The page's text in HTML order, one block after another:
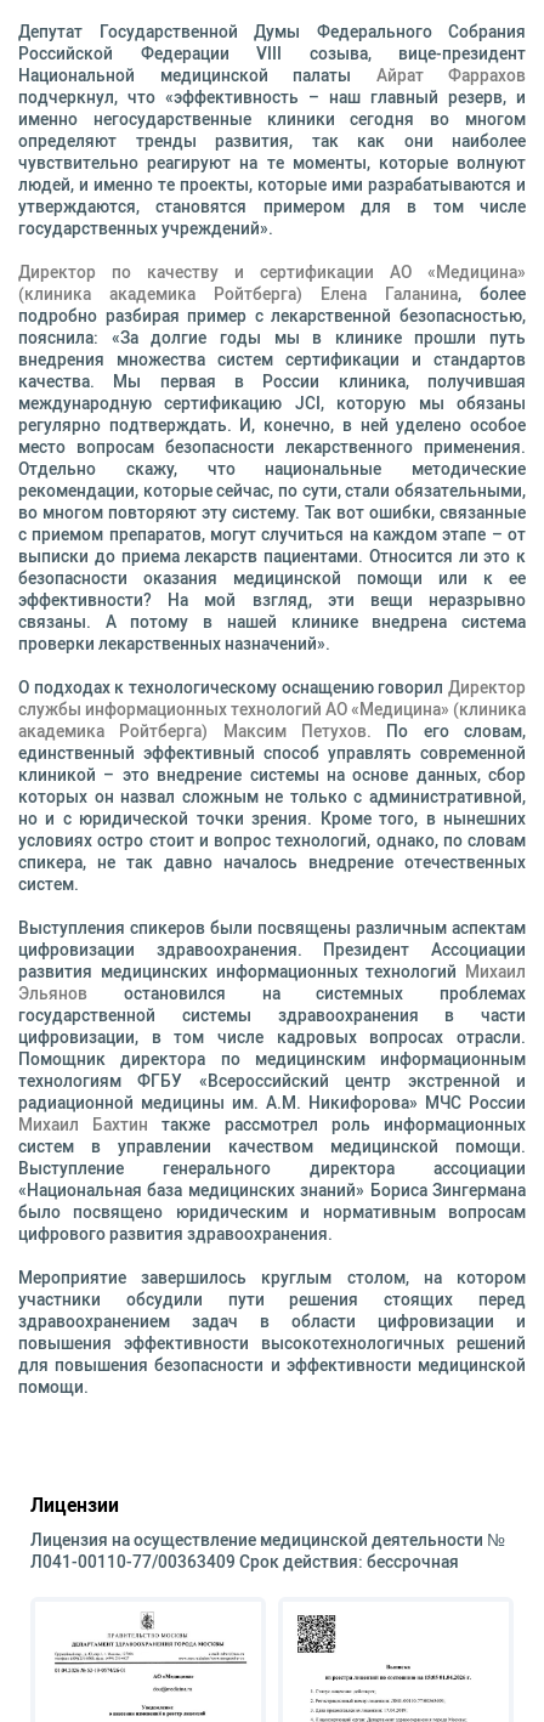
Депутат Государственной Думы Федерального Собрания
Российской Федерации VIII созыва, вице-президент
Национальной медицинской палаты Айрат Фаррахов
подчеркнул, что «эффективность – наш главный резерв, и
именно негосударственные клиники сегодня во многом
определяют тренды развития, так как они наиболее
чувствительно реагируют на те моменты, которые волнуют
людей, и именно те проекты, которые ими разрабатываются и
утверждаются, становятся примером для в том числе
государственных учреждений».
Директор по качеству и сертификации АО «Медицина»
(клиника академика Ройтберга) Елена Галанина, более
подробно разбирая пример с лекарственной безопасностью,
пояснила: «За долгие годы мы в клинике прошли путь
внедрения множества систем сертификации и стандартов
качества. Мы первая в России клиника, получившая
международную сертификацию JCI, которую мы обязаны
регулярно подтверждать. И, конечно, в ней уделено особое
место вопросам безопасности лекарственного применения.
Отдельно скажу, что национальные методические
рекомендации, которые сейчас, по сути, стали обязательными,
во многом повторяют эту систему. Так вот ошибки, связанные
с приемом препаратов, могут случиться на каждом этапе – от
выписки до приема лекарств пациентами. Относится ли это к
безопасности оказания медицинской помощи или к ее
эффективности? На мой взгляд, эти вещи неразрывно
связаны. А потому в нашей клинике внедрена система
проверки лекарственных назначений».
О подходах к технологическому оснащению говорил Директор
службы информационных технологий АО «Медицина» (клиника
академика Ройтберга) Максим Петухов. По его словам,
единственный эффективный способ управлять современной
клиникой – это внедрение системы на основе данных, сбор
которых он назвал сложным не только с административной,
но и с юридической точки зрения. Кроме того, в нынешних
условиях остро стоит и вопрос технологий, однако, по словам
спикера, не так давно началось внедрение отечественных
систем.
Выступления спикеров были посвящены различным аспектам
цифровизации здравоохранения. Президент Ассоциации
развития медицинских информационных технологий Михаил
Эльянов остановился на системных проблемах
государственной системы здравоохранения в части
цифровизации, в том числе кадровых вопросах отрасли.
Помощник директора по медицинским информационным
технологиям ФГБУ «Всероссийский центр экстренной и
радиационной медицины им. А.М. Никифорова» МЧС России
Михаил Бахтин также рассмотрел роль информационных
систем в управлении качеством медицинской помощи.
Выступление генерального директора ассоциации
«Национальная база медицинских знаний» Бориса Зингермана
было посвящено юридическим и нормативным вопросам
цифрового развития здравоохранения.
Мероприятие завершилось круглым столом, на котором
участники обсудили пути решения стоящих перед
здравоохранением задач в области цифровизации и
повышения эффективности высокотехнологичных решений
для повышения безопасности и эффективности медицинской
помощи.
Лицензии
Лицензия на осуществление медицинской деятельности №
Л041-00110-77/00363409 Срок действия: бессрочная